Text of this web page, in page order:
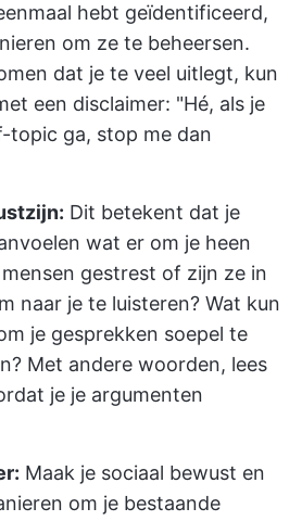
hebt geïdentificeerd,
om ze te beheersen.
dat je te veel uitlegt, kun
een disclaimer: "Hé, als je
topic ga, stop me dan
Dit betekent dat je
wat er om je heen
gestrest of zijn ze in
naar je te luisteren? Wat kun
je gesprekken soepel te
Met andere woorden, lees
je je argumenten
Maak je sociaal bewust en
om je bestaande